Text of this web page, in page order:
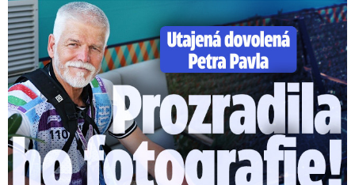
Utajená dovolená Petra Pavla: Prozradila ho fotka!